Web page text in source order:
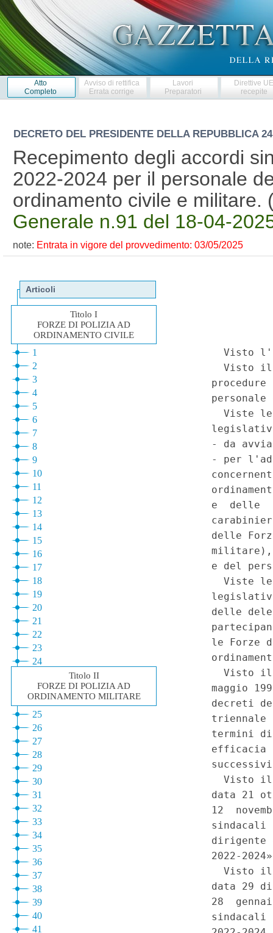
Atto
Completo
Avviso di rettifica
Errata corrige
Lavori
Preparatori
Direttive
recepite
DECRETO DEL PRESIDENTE DELLA REPUBBLICA
Recepimento degli accordi
2022-2024 per il personale
ordinamento civile e militare.
Generale n.91 del 18-04-
note: Entrata in vigore del provvedimento: 03/05/2025